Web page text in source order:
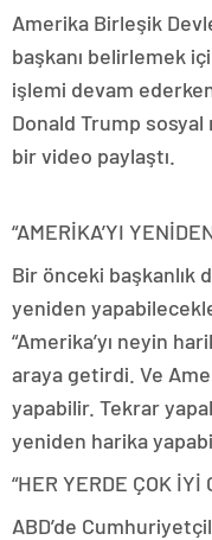
Amerika Birleşik
başkanı belirlemek
işlemi devam
Donald Trump
bir video paylaştı.
“AMERİKA’YI
Bir önceki başkanlık
yeniden
“Amerika’yı neyin
araya getirdi. Ve
yapabilir. Tekrar
yeniden harika
“HER YERDE ÇOK İYİ
ABD’de